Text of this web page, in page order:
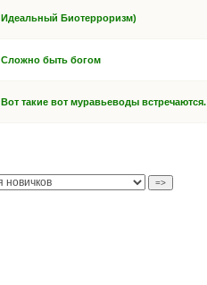
Идеальный Биотерроризм)
Сложно быть богом
Вот такие вот муравьеводы встречаются.